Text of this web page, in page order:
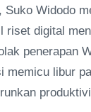
Suko Widodo
riset digital
penerapan
memicu libur